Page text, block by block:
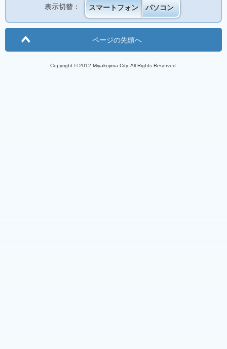
表示切替： スマートフォン パソコン
ページの先頭へ
Copyright © 2012 Miyakojima City. All Rights Reserved.